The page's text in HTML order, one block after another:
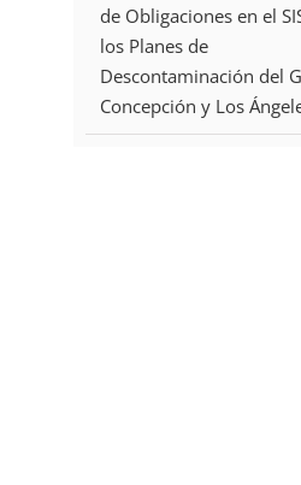
de Obligaciones en el
los Planes de
Descontaminación del
Concepción y Los